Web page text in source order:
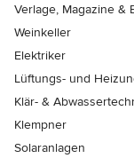
Verlage, Magazine &
Weinkeller
Elektriker
Lüftungs- und
Klär- &
Klempner
Solaranlagen